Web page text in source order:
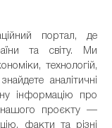
портал, де
та світу. Ми
технологій,
аналітичні
інформацію про
нашого проєкту —
факти та різні